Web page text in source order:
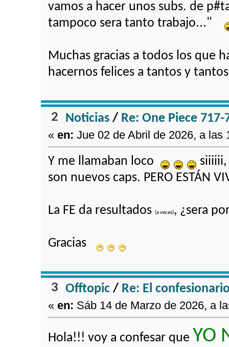
vamos a hacer unos subs. de
tampoco sera tanto trabajo..."
Muchas gracias a todos los que
hacernos felices a tantos y
2 Noticias/ Re: One Piece 717-
«en: Jue 02 de Abril de 2026, a las
Y me llamaban loco
son nuevos caps. PERO ESTÁN
La FE da resultados(a veces), ¿sera
Gracias
3 Offtopic/ Re: El
«en: Sáb 14 de Marzo de 2026, a
Hola!!! voy a confesar que YO